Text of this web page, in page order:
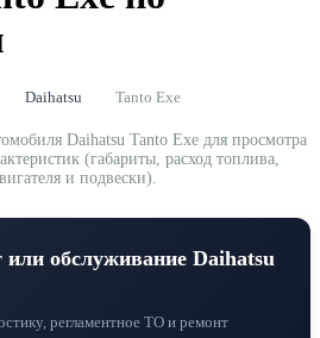
Daihatsu Tanto Exe
Daihatsu Tanto Exe для просмотра
(габариты, расход топлива,
и подвески).
или обслуживание Daihatsu
регламентное ТО и ремонт